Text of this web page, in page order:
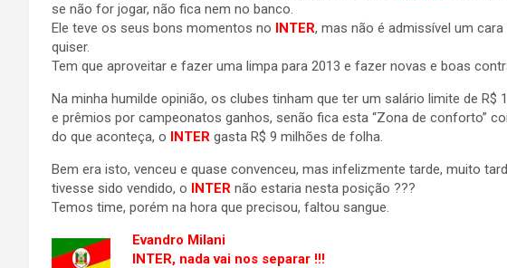
se não for jogar, não fica nem no banco.
Ele teve os seus bons momentos no INTER, mas não é admissível um
quiser.
Tem que aproveitar e fazer uma limpa para 2013 e fazer novas e boas
Na minha humilde opinião, os clubes tinham que ter um salário limite de
e prêmios por campeonatos ganhos, senão fica esta “Zona de conforto”
do que aconteça, o INTER gasta R$ 9 milhões de folha.
Bem era isto, venceu e quase convenceu, mas infelizmente tarde, muito
tivesse sido vendido, o INTER não estaria nesta posição ???
Temos time, porém na hora que precisou, faltou sangue.
Evandro Milani
INTER, nada vai nos separar !!!